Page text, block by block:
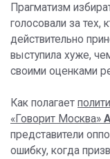
Прагматизм
голосовали за тех,
действительно
выступила хуже,
своими оценками
Как полагает
«Говорит Москва»
представители
ошибку, когда